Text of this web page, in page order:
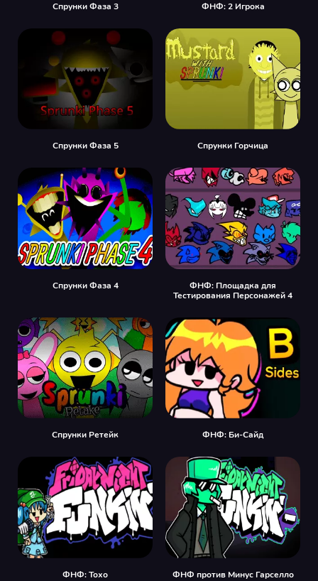
Спрунки Фаза 3 ФНФ: 2 Игрока
Спрунки Фаза 5 Спрунки Горчица
Спрунки Фаза 4
ФНФ: Площадка для
Тестирования Персонажей 4
Спрунки Ретейк ФНФ: Би-Сайд
ФНФ: Тохо ФНФ против Минус Гарселло